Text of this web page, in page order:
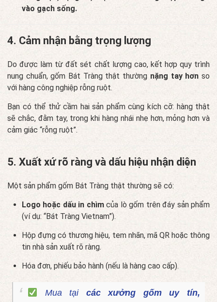
vào gạch sống.
4. Cảm nhận bằng trọng lượng
Do được làm từ đất sét chất lượng cao, kết hợp quy trình
nung chuẩn, gốm Bát Tràng thật thường nặng tay hơn so
với hàng công nghiệp rỗng ruột.
Bạn có thể thử cầm hai sản phẩm cùng kích cỡ: hàng thật
sẽ chắc, đằm tay, trong khi hàng nhái nhẹ hơn, mỏng hơn và
cảm giác “rỗng ruột”.
5. Xuất xứ rõ ràng và dấu hiệu nhận diện
Một sản phẩm gốm Bát Tràng thật thường sẽ có:
Logo hoặc dấu in chìmcủa lò gốm trên đáy sản phẩm
(ví dụ: “Bát Tràng Vietnam”).
Hộp đựng có thương hiệu, tem nhãn, mã QR hoặc thông
tin nhà sản xuất rõ ràng.
Hóa đơn, phiếu bảo hành (nếu là hàng cao cấp).
Mua tại các xưởng gốm uy tín,